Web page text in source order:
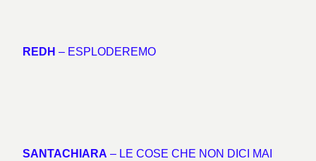
REDH – ESPLODEREMO
SANTACHIARA – LE COSE CHE NON DICI MAI